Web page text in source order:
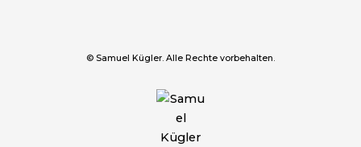
© Samuel Kügler. Alle Rechte vorbehalten.